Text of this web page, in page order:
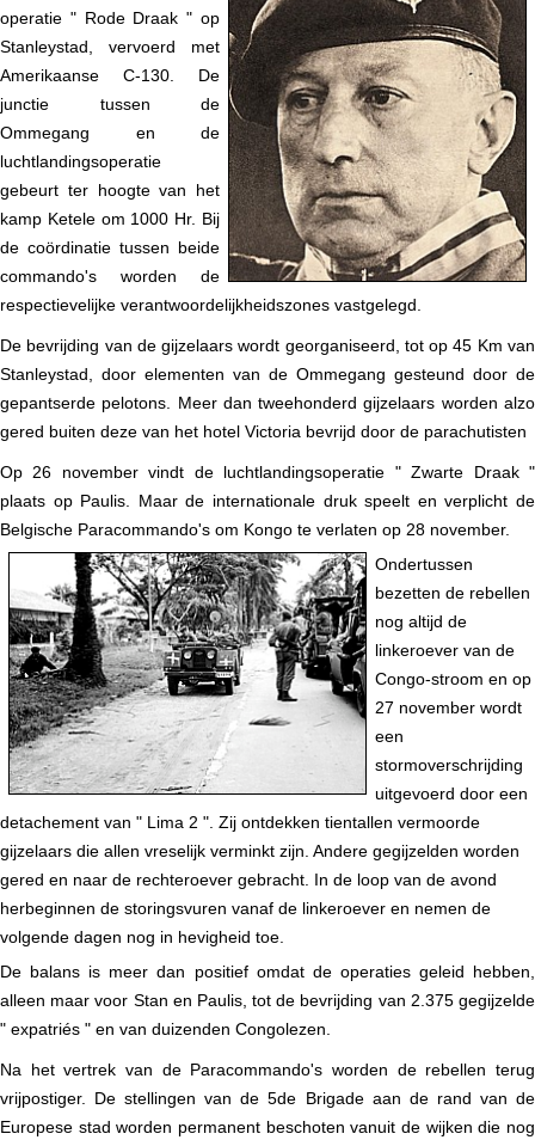
operatie " Rode Draak " op
Stanleystad, vervoerd met
Amerikaanse C-130. De
junctie tussen de
Ommegang en de
luchtlandingsoperatie
gebeurt ter hoogte van het
kamp Ketele om 1000 Hr. Bij
de coördinatie tussen beide
commando's worden de
respectievelijke verantwoordelijkheidszones vastgelegd.
De bevrijding van de gijzelaars wordt georganiseerd, tot op 45 Km van
Stanleystad, door elementen van de Ommegang gesteund door de
gepantserde pelotons. Meer dan tweehonderd gijzelaars worden alzo
gered buiten deze van het hotel Victoria bevrijd door de parachutisten
Op 26 november vindt de luchtlandingsoperatie " Zwarte Draak "
plaats op Paulis. Maar de internationale druk speelt en verplicht de
Belgische Paracommando's om Kongo te verlaten op 28 november.
Ondertussen
bezetten de rebellen
nog altijd de
linkeroever van de
Congo-stroom en op
27 november wordt
een
stormoverschrijding
uitgevoerd door een
detachement van " Lima 2 ". Zij ontdekken tientallen vermoorde
gijzelaars die allen vreselijk verminkt zijn. Andere gegijzelden worden
gered en naar de rechteroever gebracht. In de loop van de avond
herbeginnen de storingsvuren vanaf de linkeroever en nemen de
volgende dagen nog in hevigheid toe.
De balans is meer dan positief omdat de operaties geleid hebben,
alleen maar voor Stan en Paulis, tot de bevrijding van 2.375 gegijzelde
" expatriés " en van duizenden Congolezen.
Na het vertrek van de Paracommando's worden de rebellen terug
vrijpostiger. De stellingen van de 5de Brigade aan de rand van de
Europese stad worden permanent beschoten vanuit de wijken die nog